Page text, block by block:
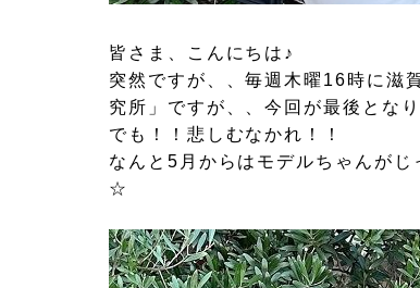
皆さま、こんにちは♪
突然ですが、、毎週木曜16時に滋
究所」ですが、、今回が最後となり
でも！！悲しむなかれ！！
なんと5月からはモデルちゃんが
☆